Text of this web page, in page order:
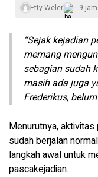
Etty Weler 9 jam
“Sejak kejadian
memang
sebagian sudah
masih ada juga
Frederikus,
Menurutnya,
sudah berjalan
langkah awal untuk
pascakejadian.